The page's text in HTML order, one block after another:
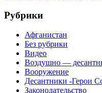
Рубрики
Афганистан
Без рубрики
Видео
Воздушно —
Вооружение
Десантники -Герои
Законодательство